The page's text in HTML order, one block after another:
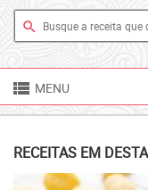
search
 MENU
RECEITAS EM